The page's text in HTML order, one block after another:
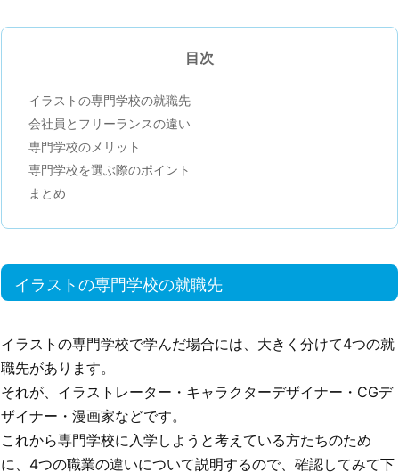
目次
イラストの専門学校の就職先
会社員とフリーランスの違い
専門学校のメリット
専門学校を選ぶ際のポイント
まとめ
イラストの専門学校の就職先
イラストの専門学校で学んだ場合には、大きく分けて4つの就
職先があります。
それが、イラストレーター・キャラクターデザイナー・CGデ
ザイナー・漫画家などです。
これから専門学校に入学しようと考えている方たちのため
に、4つの職業の違いについて説明するので、確認してみて下